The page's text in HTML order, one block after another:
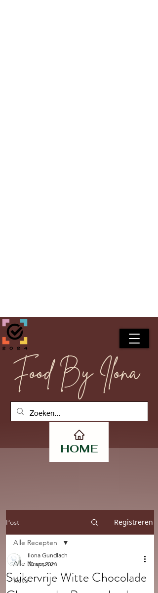
Food By Ilona
HOME
Post Registreren
Alle Recepten
Keto
Alle Recepten
Suikervrije Witte Chocolade
Ilona Gundlach
30 apr 2024